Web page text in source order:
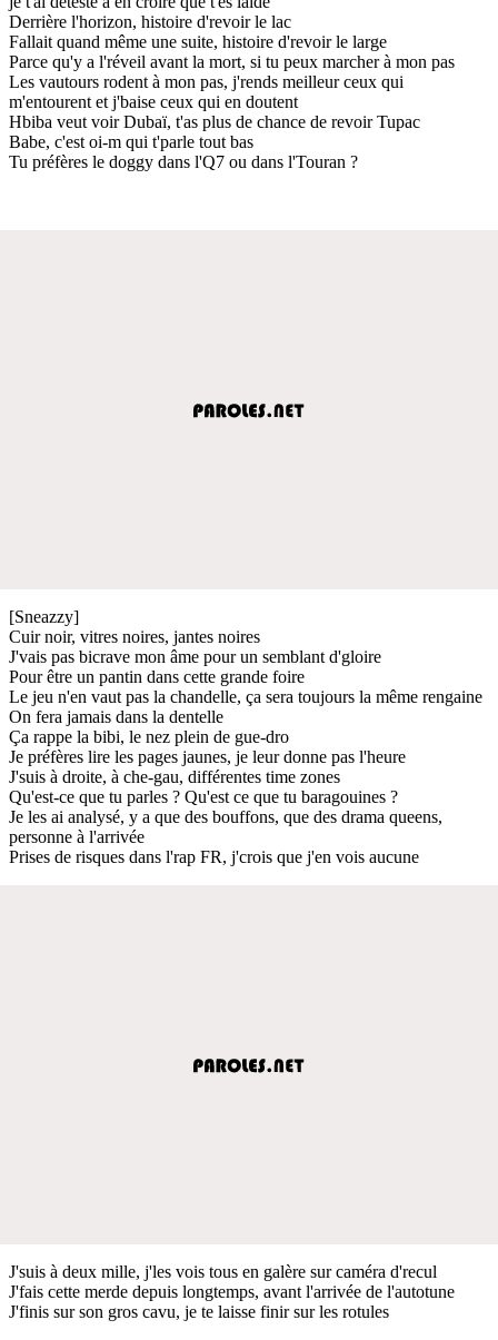
Derrière l'horizon, histoire d'revoir le lac
Fallait quand même une suite, histoire d'revoir le large
Parce qu'y a l'réveil avant la mort, si tu peux marcher à mon pas
Les vautours rodent à mon pas, j'rends meilleur ceux qui
m'entourent et j'baise ceux qui en doutent
Hbiba veut voir Dubaï, t'as plus de chance de revoir Tupac
Babe, c'est oi-m qui t'parle tout bas
Tu préfères le doggy dans l'Q7 ou dans l'Touran ?
[Sneazzy]
Cuir noir, vitres noires, jantes noires
J'vais pas bicrave mon âme pour un semblant d'gloire
Pour être un pantin dans cette grande foire
Le jeu n'en vaut pas la chandelle, ça sera toujours la même rengaine
On fera jamais dans la dentelle
Ça rappe la bibi, le nez plein de gue-dro
Je préfères lire les pages jaunes, je leur donne pas l'heure
J'suis à droite, à che-gau, différentes time zones
Qu'est-ce que tu parles ? Qu'est ce que tu baragouines ?
Je les ai analysé, y a que des bouffons, que des drama queens,
personne à l'arrivée
Prises de risques dans l'rap FR, j'crois que j'en vois aucune
J'suis à deux mille, j'les vois tous en galère sur caméra d'recul
J'fais cette merde depuis longtemps, avant l'arrivée de l'autotune
J'finis sur son gros cavu, je te laisse finir sur les rotules